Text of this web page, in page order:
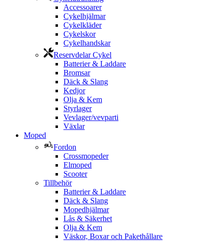
Accessoarer
Cykelhjälmar
Cykelkläder
Cykelskor
Cykelhandskar
Reservdelar Cykel
Batterier & Laddare
Bromsar
Däck & Slang
Kedjor
Olja & Kem
Styrlager
Vevlager/vevparti
Växlar
Moped
Fordon
Crossmopeder
Elmoped
Scooter
Tillbehör
Batterier & Laddare
Däck & Slang
Mopedhjälmar
Lås & Säkerhet
Olja & Kem
Väskor, Boxar och Pakethållare